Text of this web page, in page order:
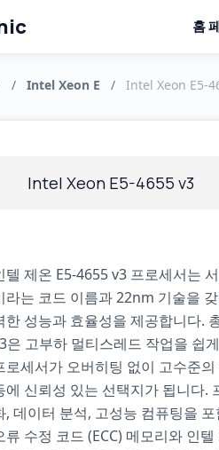
홈
/ Intel Xeon E / Intel Xeon E5-
Intel Xeon E5-4655 v3
텔 제온 E5-4655 v3 프로세서는
라는 코드 이름과 22nm 기술을
한 성능과 효율성을 제공합니다.
은 고부하 멀티스레드 작업을 쉽
로세서가 오버히팅 없이 고수준
에 신뢰성 있는 선택지가 됩니다.
, 데이터 분석, 고성능 컴퓨팅을
류 수정 코드 (ECC) 메모리와 인